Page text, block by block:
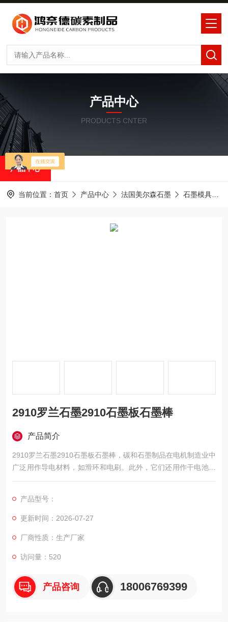
产品中心
PRODUCTS CNTER
产品中心
当前位置： 首页 产品中心 法国美尔森石墨 石墨模具
2910罗兰石墨2910石墨板石墨棒
产品简介
2910罗兰石墨2910石墨板石墨棒，碳和石墨制品在电机制造业中
广泛用作导电材料，如滑环和电刷。此外，它们还用作干电池中
的碳棒、探照灯或产生弧光的弧光碳棒以及汞整流器中的阳极。
产品型号：
更新时间：2026-07-27
厂商性质：生产厂家
访问量：520
产品咨询 18006769399